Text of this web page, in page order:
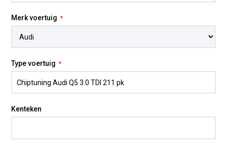
Merk voertuig
Type voertuig
Kenteken